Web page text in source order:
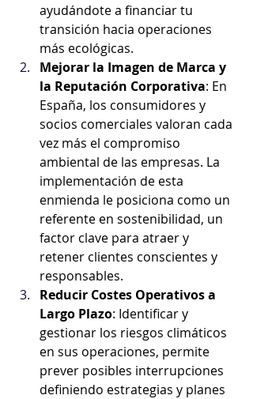
ayudándote a financiar tu
transición hacia operaciones
más ecológicas.
Mejorar la Imagen de Marca y
la Reputación Corporativa: En
España, los consumidores y
socios comerciales valoran cada
vez más el compromiso
ambiental de las empresas. La
implementación de esta
enmienda le posiciona como un
referente en sostenibilidad, un
factor clave para atraer y
retener clientes conscientes y
responsables.
Reducir Costes Operativos a
Largo Plazo: Identificar y
gestionar los riesgos climáticos
en sus operaciones, permite
prever posibles interrupciones
definiendo estrategias y planes